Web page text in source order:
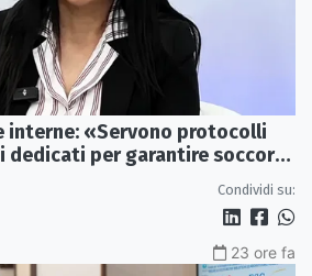
interne: «Servono protocolli
dedicati per garantire soccorsi
Condividi su:
23 ore fa